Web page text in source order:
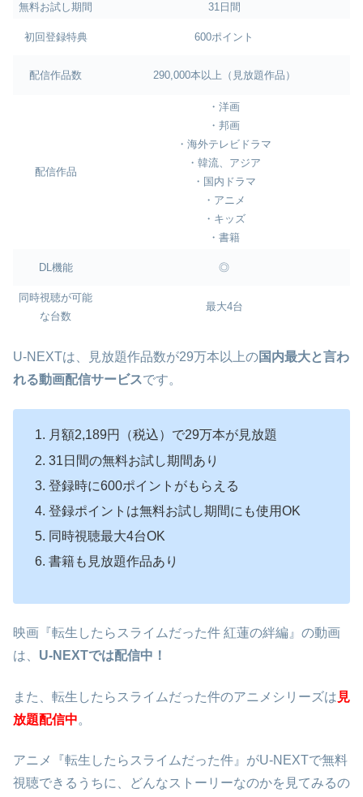
無料お試し期間 31日間
初回登録特典 600ポイント
配信作品数 290,000本以上（見放題作品）
配信作品
・洋画
・邦画
・海外テレビドラマ
・韓流、アジア
・国内ドラマ
・アニメ
・キッズ
・書籍
DL機能 ◎
同時視聴が可能
な台数
最大4台
U-NEXTは、見放題作品数が29万本以上の国内最大と言わ
れる動画配信サービスです。
月額2,189円（税込）で29万本が見放題
31日間の無料お試し期間あり
登録時に600ポイントがもらえる
登録ポイントは無料お試し期間にも使用OK
同時視聴最大4台OK
書籍も見放題作品あり
映画『転生したらスライムだった件 紅蓮の絆編』の動画
は、 U-NEXTでは配信中！
また、転生したらスライムだった件のアニメシリーズは 見
放題配信中。
アニメ『転生したらスライムだった件』がU-NEXTで無料
視聴できるうちに、どんなストーリーなのかを見てみるの